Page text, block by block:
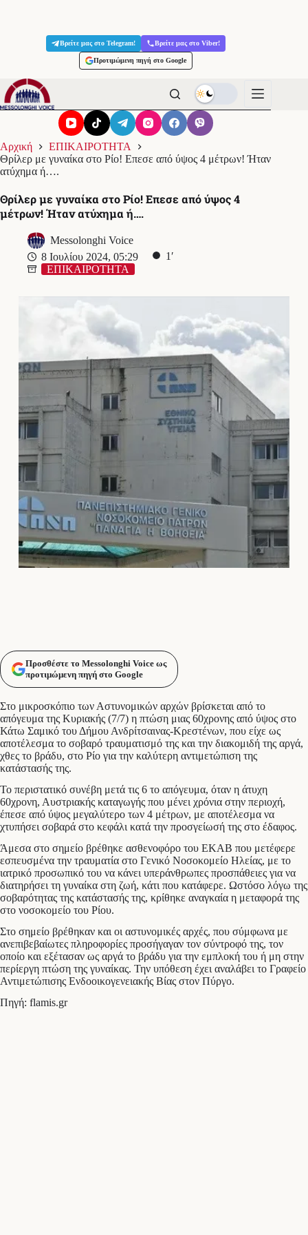
Βρείτε μας στο Telegram! Βρείτε μας στο Viber!
Προτιμώμενη πηγή στο Google
Αρχική
ΕΠΙΚΑΙΡΟΤΗΤΑ
Θρίλερ με γυναίκα στο Ρίο! Επεσε από ύψος 4 μέτρων! Ήταν
ατύχημα ή….
Θρίλερ με γυναίκα στο Ρίο! Επεσε από ύψος 4
μέτρων! Ήταν ατύχημα ή….
Messolonghi Voice
8 Ιουλίου 2024, 05:29
1′
ΕΠΙΚΑΙΡΟΤΗΤΑ
Προσθέστε το Messolonghi Voice ως
προτιμώμενη πηγή στο Google
Στο μικροσκόπιο των Αστυνομικών αρχών βρίσκεται από το
απόγευμα της Κυριακής (7/7) η πτώση μιας 60χρονης από ύψος στο
Κάτω Σαμικό του Δήμου Ανδρίτσαινας-Κρεστένων, που είχε ως
αποτέλεσμα το σοβαρό τραυματισμό της και την διακομιδή της αργά,
χθες το βράδυ, στο Ρίο για την καλύτερη αντιμετώπιση της
κατάστασής της.
Το περιστατικό συνέβη μετά τις 6 το απόγευμα, όταν η άτυχη
60χρονη, Αυστριακής καταγωγής που μένει χρόνια στην περιοχή,
έπεσε από ύψος μεγαλύτερο των 4 μέτρων, με αποτέλεσμα να
χτυπήσει σοβαρά στο κεφάλι κατά την προσγείωσή της στο έδαφος.
Άμεσα στο σημείο βρέθηκε ασθενοφόρο του ΕΚΑΒ που μετέφερε
εσπευσμένα την τραυματία στο Γενικό Νοσοκομείο Ηλείας, με το
ιατρικό προσωπικό του να κάνει υπεράνθρωπες προσπάθειες για να
διατηρήσει τη γυναίκα στη ζωή, κάτι που κατάφερε. Ωστόσο λόγω της
σοβαρότητας της κατάστασής της, κρίθηκε αναγκαία η μεταφορά της
στο νοσοκομείο του Ρίου.
Στο σημείο βρέθηκαν και οι αστυνομικές αρχές, που σύμφωνα με
ανεπιβεβαίωτες πληροφορίες προσήγαγαν τον σύντροφό της, τον
οποίο και εξέτασαν ως αργά το βράδυ για την εμπλοκή του ή μη στην
περίεργη πτώση της γυναίκας. Την υπόθεση έχει αναλάβει το Γραφείο
Αντιμετώπισης Ενδοοικογενειακής Βίας στον Πύργο.
Πηγή: flamis.gr